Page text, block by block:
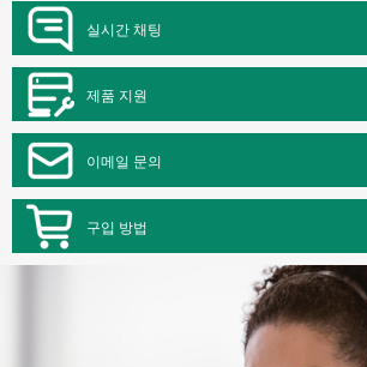
실시간 채팅
제품 지원
이메일 문의
구입 방법